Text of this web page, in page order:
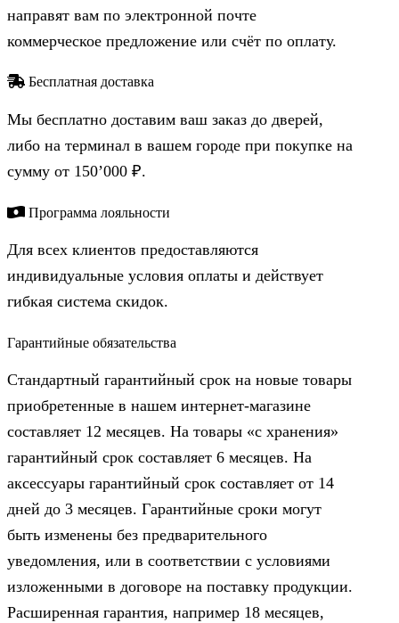
направят вам по электронной почте
коммерческое предложение или счёт по оплату.
Бесплатная доставка
Мы бесплатно доставим ваш заказ до дверей,
либо на терминал в вашем городе при покупке на
сумму от 150’000 ₽.
Программа лояльности
Для всех клиентов предоставляются
индивидуальные условия оплаты и действует
гибкая система скидок.
Гарантийные обязательства
Стандартный гарантийный срок на новые товары
приобретенные в нашем интернет-магазине
составляет 12 месяцев. На товары «с хранения»
гарантийный срок составляет 6 месяцев. На
аксессуары гарантийный срок составляет от 14
дней до 3 месяцев. Гарантийные сроки могут
быть изменены без предварительного
уведомления, или в соответствии с условиями
изложенными в договоре на поставку продукции.
Расширенная гарантия, например 18 месяцев,